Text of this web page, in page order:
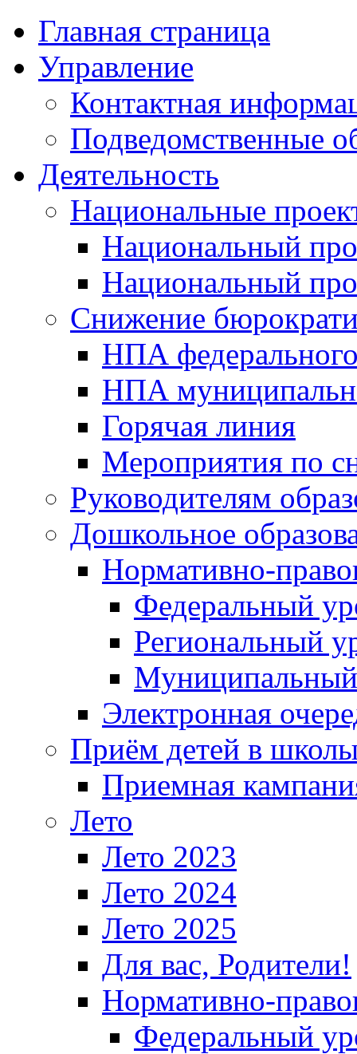
Главная страница
Управление
Контактная
Подведомственные
Деятельность
Национальные
Национальный
Национальный
Снижение
НПА
НПА
Горячая линия
Мероприятия по
Руководителям
Дошкольное
Нормативно-
Федеральный
Региональный
Электронная
Приём детей в
Приемная
Лето
Лето 2023
Лето 2024
Лето 2025
Для вас, Родители!
Нормативно-
Федеральный